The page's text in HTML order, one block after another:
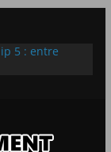
5 : entre
Avis]
P1